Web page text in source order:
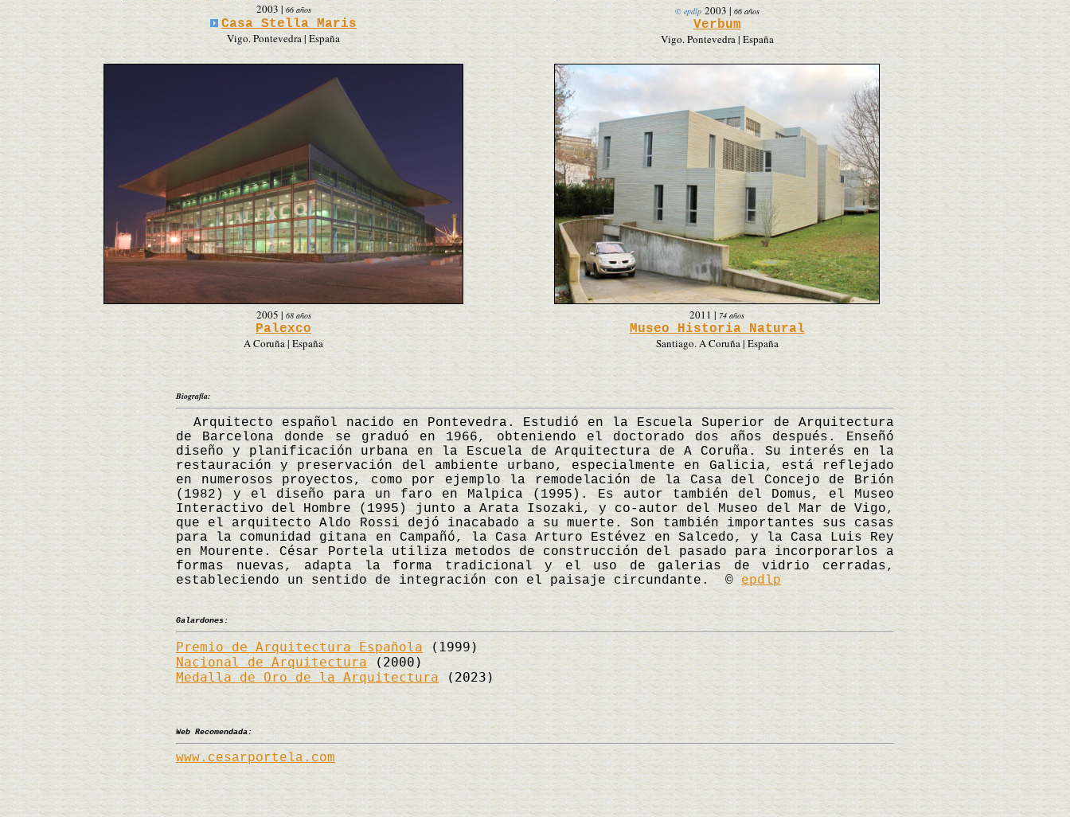
2003|66 años
Casa Stella Maris
Vigo. Pontevedra | España
© epdlp 2003 | 66 años
Verbum
Vigo. Pontevedra | España
2005 |68 años
Palexco
A Coruña | España
2011 |74 años
Museo Historia Natural
Santiago. A Coruña | España
Biografía:
Arquitecto español nacido en Pontevedra. Estudió en la Escuela Superior de Arquitectura
de Barcelona donde se graduó en 1966, obteniendo el doctorado dos años después. Enseñó
diseño y planificación urbana en la Escuela de Arquitectura de A Coruña. Su interés en la
restauración y preservación del ambiente urbano, especialmente en Galicia, está reflejado
en numerosos proyectos, como por ejemplo la remodelación de la Casa del Concejo de Brión
(1982) y el diseño para un faro en Malpica (1995). Es autor también del Domus, el Museo
Interactivo del Hombre (1995) junto a Arata Isozaki, y co-autor del Museo del Mar de Vigo,
que el arquitecto Aldo Rossi dejó inacabado a su muerte. Son también importantes sus casas
para la comunidad gitana en Campañó, la Casa Arturo Estévez en Salcedo, y la Casa Luis Rey
en Mourente. César Portela utiliza metodos de construcción del pasado para incorporarlos a
formas nuevas, adapta la forma tradicional y el uso de galerias de vidrio cerradas,
estableciendo un sentido de integración con el paisaje circundante. © epdlp
Galardones:
Premio de Arquitectura Española (1999)
Nacional de Arquitectura(2000)
Medalla de Oro de la Arquitectura (2023)
Web Recomendada:
www.cesarportela.com